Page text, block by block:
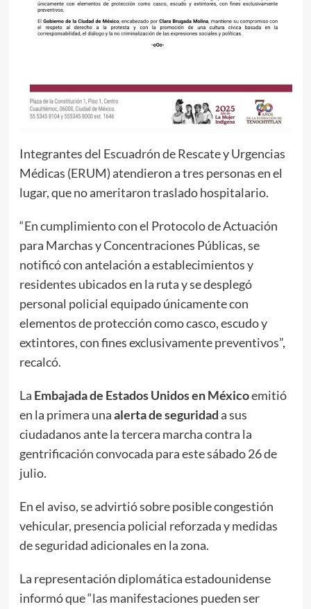
Integrantes del Escuadrón de Rescate y Urgencias
Médicas (ERUM) atendieron a tres personas en el
lugar, que no ameritaron traslado hospitalario.
“En cumplimiento con el Protocolo de Actuación
para Marchas y Concentraciones Públicas, se
notificó con antelación a establecimientos y
residentes ubicados en la ruta y se desplegó
personal policial equipado únicamente con
elementos de protección como casco, escudo y
extintores, con fines exclusivamente preventivos”,
recalcó.
La Embajada de Estados Unidos en Méxicoemitió
en la primera unaalerta de seguridada sus
ciudadanos ante la tercera marcha contra la
gentrificación convocada para este sábado 26 de
julio.
En el aviso, se advirtió sobre posible congestión
vehicular, presencia policial reforzada y medidas
de seguridad adicionales en la zona.
La representación diplomática estadounidense
informó que “las manifestaciones pueden ser